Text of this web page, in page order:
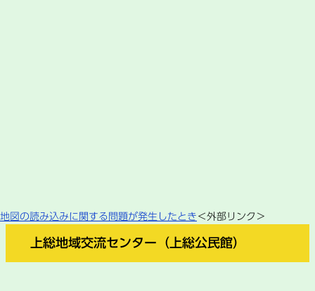
地図の読み込みに関する問題が発生したとき ＜外部リンク＞
上総地域交流センター（上総公民館）